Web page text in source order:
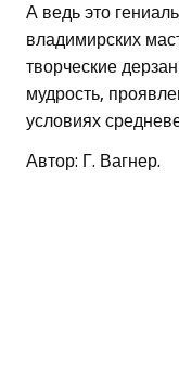
А ведь это
владимирских
творческие
мудрость,
условиях
Автор: Г. Вагнер.